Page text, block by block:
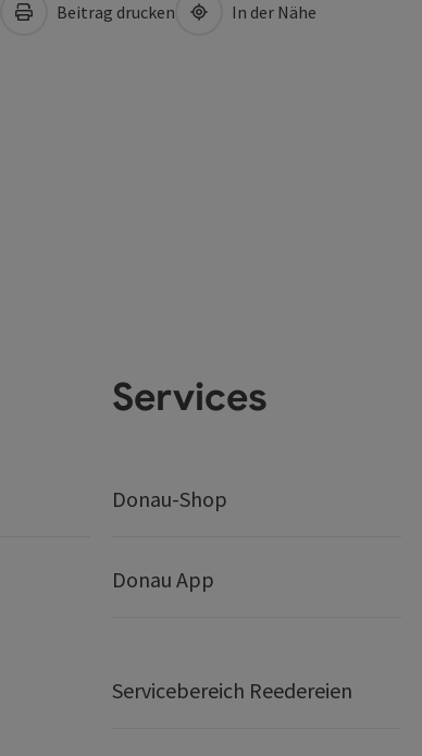
Beitrag drucken In der Nähe
Services
Donau-Shop
Donau App
Servicebereich Reedereien